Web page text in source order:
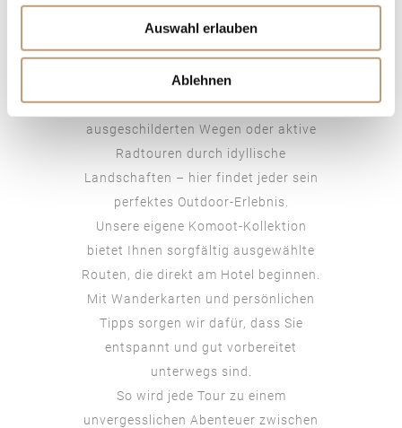
Auswahl erlauben
Ablehnen
Direkt ab dem EMICH’S Hotel starten
Sie in die vielfältige Natur des
Odenwaldes. Ob gemütliche
Wanderungen auf gut
ausgeschilderten Wegen oder aktive
Radtouren durch idyllische
Landschaften – hier findet jeder sein
perfektes Outdoor-Erlebnis.
Unsere eigene Komoot-Kollektion
bietet Ihnen sorgfältig ausgewählte
Routen, die direkt am Hotel beginnen.
Mit Wanderkarten und persönlichen
Tipps sorgen wir dafür, dass Sie
entspannt und gut vorbereitet
unterwegs sind.
So wird jede Tour zu einem
unvergesslichen Abenteuer zwischen